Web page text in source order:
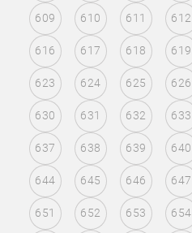
609 610 611 612
616 617 618 619
623 624 625 626
630 631 632 633
637 638 639 640
644 645 646 647
651 652 653 654